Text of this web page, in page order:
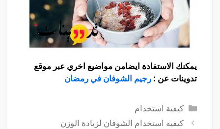
يمكنك الاستفادة ايضامن مواضيع اخري عبر موقع
تدوينات عن : رجيم الشوفان في رمضان
التصنيفات
كيفية استخدام
كيفيه استخدام الشوفان لزيادة الوزن